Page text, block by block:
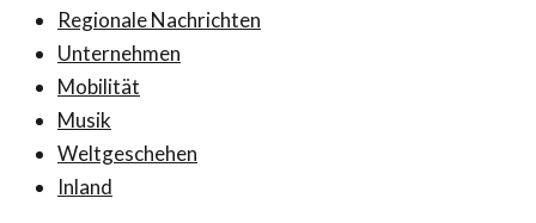
Regionale Nachrichten
Unternehmen
Mobilität
Musik
Weltgeschehen
Inland